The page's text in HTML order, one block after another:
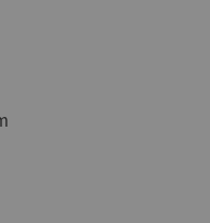
藏雕像 悟空 鳥山